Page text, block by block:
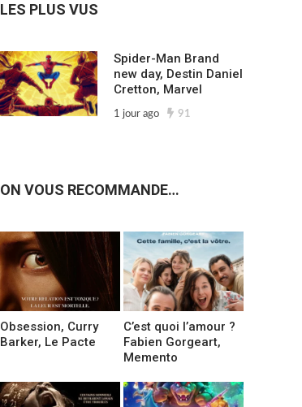
LES PLUS VUS
Spider-Man Brand
new day, Destin Daniel
Cretton, Marvel
1 jour ago 91
ON VOUS RECOMMANDE…
Obsession, Curry
Barker, Le Pacte
C’est quoi l’amour ?
Fabien Gorgeart,
Memento